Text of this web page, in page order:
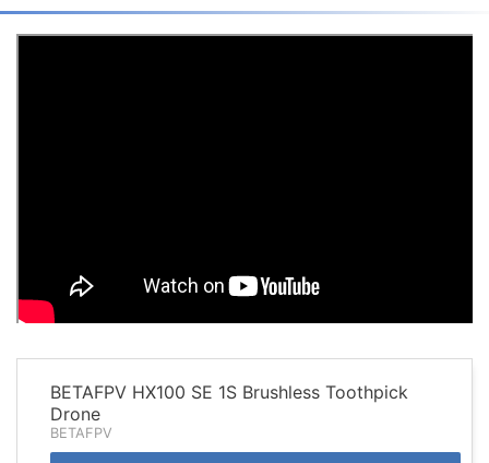
BETAFPV HX100 SE 1S Brushless Toothpick
Drone
BETAFPV